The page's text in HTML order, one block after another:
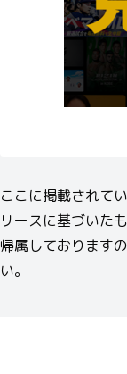
ここに掲載されて
リースに基づいた
帰属しております
い。